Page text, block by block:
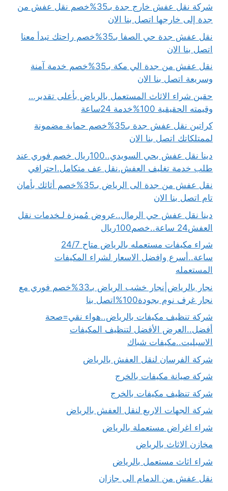
شركة نقل عفش خارج جدة بـ35%خصم نقل عفش من
جدة إلى خارجها اتصل بنا الان
نقل عفش جدة حي الصفا بـ35%خصم راحتك تبدأ معنا
اتصل بنا الان
نقل عفش من جدة الي مكة بـ35%خصم خدمة آمنة
وسريعة اتصل بنا الان
حقين شراء الاثاث المستعمل بالرياض بأعلى تقدير…
وقيمته الحقيقية 100%خدمة 24ساعة
كراتين نقل عفش جدة بـ35%خصم حماية مضمونة
لممتلكاتك اتصل بنا الان
دينا نقل عفش بحي السويدي..100ريال خصم فوري عند
طلب خدمة تغليف العفش.نقل عف متكامل.احترافي
نقل عفش من جدة الى الرياض بـ35%خصم أثاثك بأمان
تام اتصل بنا الان
دينا نقل عفش حي الرمال..عروض مُميزة لـخدمات نقل
العفش24 ساعة..خصم100ريال
شراء مكيفات مستعمله بالرياض متاح 24/7
ساعة..أسرع وافضل الاسعار لشراء المكيفات
المستعمله
نجار بالرياض|نجار خشب الرياض بـ33%خصم فوري مع
نجار غرف نوم بجودة100%اتصل بنا
شركة تنظيف مكيفات بالرياض..هواء نقي=صحة
أفضل..العرض الأفضل لتنظيف المكيفات
الاسبليت..مكيفات شباك
شركة الفرسان لنقل العفش بالرياض
شركة صيانة مكيفات بالخرج
شركة تنظيف مكيفات بالخرج
شركة الجهات الاربع لنقل العفش بالرياض
شراء اغراض مستعملة بالرياض
مخازن الاثاث بالرياض
شراء اثاث مستعمل بالرياض
نقل عفش من الدمام الى جازان